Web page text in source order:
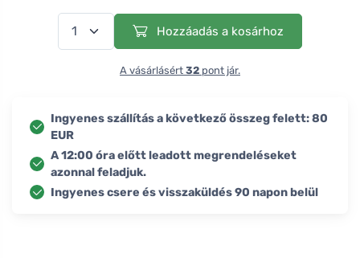
Hozzáadás a kosárhoz
A vásárlásért 32 pont jár.
Ingyenes szállítás a következő összeg felett: 80
EUR
A 12:00 óra előtt leadott megrendeléseket
azonnal feladjuk.
Ingyenes csere és visszaküldés 90 napon belül